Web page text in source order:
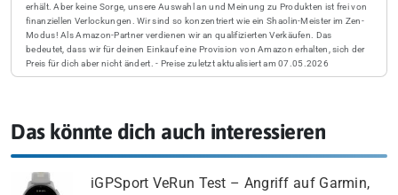
erhält. Aber keine Sorge, unsere Auswahl an und Meinung zu Produkten ist frei von
finanziellen Verlockungen. Wir sind so konzentriert wie ein Shaolin-Meister im Zen-
Modus! Als Amazon-Partner verdienen wir an qualifizierten Verkäufen. Das
bedeutet, dass wir für deinen Einkauf eine Provision von Amazon erhalten, sich der
Preis für dich aber nicht ändert. - Preise zuletzt aktualisiert am 07.05.2026
Das könnte dich auch interessieren
iGPSport VeRun Test – Angriff auf Garmin,